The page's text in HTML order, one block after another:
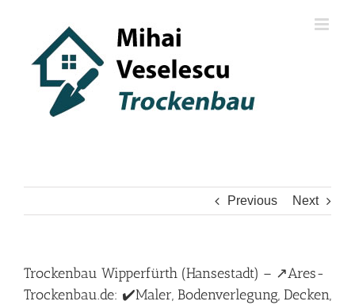
Previous Next
Trockenbau Wipperfürth (Hansestadt) – ↗️Ares-
Trockenbau.de: ✔️Maler, Bodenverlegung, Decken,